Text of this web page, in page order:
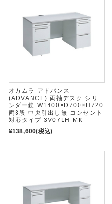
オカムラ アドバンス
(ADVANCE) 両袖デスク シリ
ンダー錠 W1400×D700×H720
両3段 中央引出し無 コンセント
対応タイプ 3V07LH-MK
¥138,600(税込)